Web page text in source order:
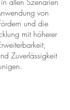
von
und die
mit höherer
Zuverlässigkeit